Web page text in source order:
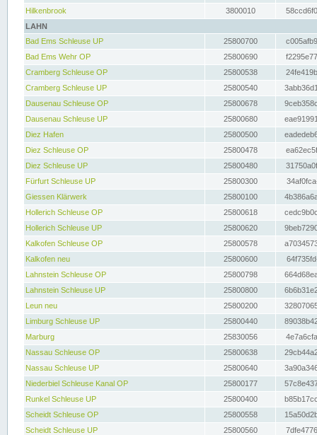
Hilkenbrook
3800010
LAHN
Bad Ems Schleuse UP
25800700
Bad Ems Wehr OP
25800690
Cramberg Schleuse OP
25800538
Cramberg Schleuse UP
25800540
Dausenau Schleuse OP
25800678
Dausenau Schleuse UP
25800680
Diez Hafen
25800500
Diez Schleuse OP
25800478
Diez Schleuse UP
25800480
Fürfurt Schleuse UP
25800300
Giessen Klärwerk
25800100
Hollerich Schleuse OP
25800618
Hollerich Schleuse UP
25800620
Kalkofen Schleuse OP
25800578
Kalkofen neu
25800600
Lahnstein Schleuse OP
25800798
Lahnstein Schleuse UP
25800800
Leun neu
25800200
Limburg Schleuse UP
25800440
Marburg
25830056
Nassau Schleuse OP
25800638
Nassau Schleuse UP
25800640
Niederbiel Schleuse Kanal OP
25800177
Runkel Schleuse UP
25800400
Scheidt Schleuse OP
25800558
Scheidt Schleuse UP
25800560